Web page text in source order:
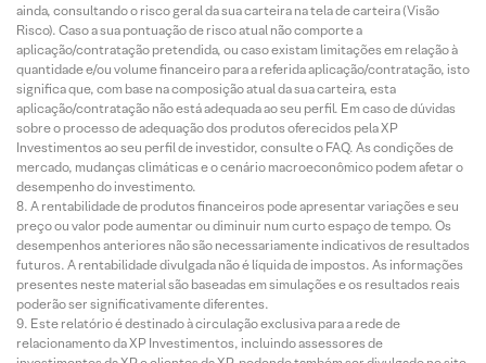
ainda, consultando o risco geral da sua carteira na tela de carteira (Visão
Risco). Caso a sua pontuação de risco atual não comporte a
aplicação/contratação pretendida, ou caso existam limitações em relação à
quantidade e/ou volume financeiro para a referida aplicação/contratação, isto
significa que, com base na composição atual da sua carteira, esta
aplicação/contratação não está adequada ao seu perfil. Em caso de dúvidas
sobre o processo de adequação dos produtos oferecidos pela XP
Investimentos ao seu perfil de investidor, consulte o FAQ. As condições de
mercado, mudanças climáticas e o cenário macroeconômico podem afetar o
desempenho do investimento.
A rentabilidade de produtos financeiros pode apresentar variações e seu
preço ou valor pode aumentar ou diminuir num curto espaço de tempo. Os
desempenhos anteriores não são necessariamente indicativos de resultados
futuros. A rentabilidade divulgada não é líquida de impostos. As informações
presentes neste material são baseadas em simulações e os resultados reais
poderão ser significativamente diferentes.
Este relatório é destinado à circulação exclusiva para a rede de
relacionamento da XP Investimentos, incluindo assessores de